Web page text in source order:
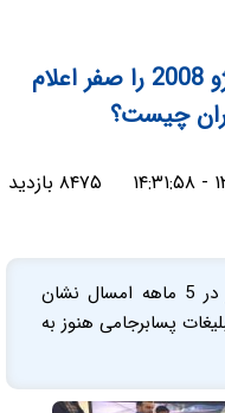
چرا صنایع نیرومحرکه تولید پژو 2008 را صفر اعلام
چیست؟
۸۴۷۵ بازدید
بررسی عملکرد شرکت‌های خودروساز در 5 ماهه امسال نشان
همه تبلیغات پسابرجامی هنوز به